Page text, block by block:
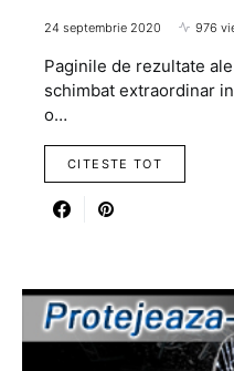
24 septembrie 2020 976
Paginile de rezultate
schimbat extraordinar
o…
CITESTE TOT